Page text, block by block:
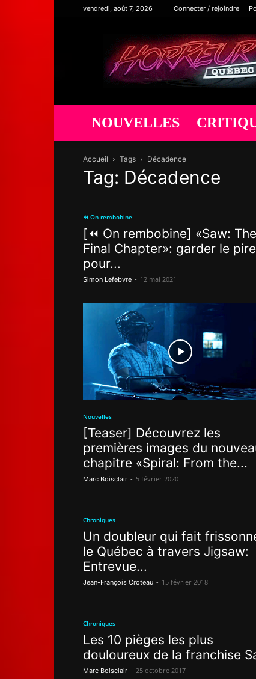
vendredi, août 7, 2026 Connecter / rejoindre
Horreur
Québec
NOUVELLES
Accueil Tags Décadence
Tag: Décadence
⏪ On rembobine
[⏪ On rembobine] «Saw: The
Final Chapter»: garder le pire
pour...
Simon Lefebvre - 12 mai 2021
Nouvelles
[Teaser] Découvrez les
premières images du
chapitre «Spiral: From the...
Marc Boisclair - 5 février 2020
Chroniques
Un doubleur qui fait
le Québec à travers Jigsaw:
Entrevue...
Jean-François Croteau - 15 février 2018
Chroniques
Les 10 pièges les plus
douloureux de la franchise
Marc Boisclair - 25 octobre 2017